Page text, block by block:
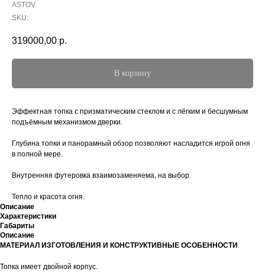
ASTOV
SKU:
319000,00 р.
В корзину
Эффектная топка с призматическим стеклом и с лёгким и бесшумным
подъёмным механизмом дверки.
Глубина топки и панорамный обзор позволяют насладится игрой огня
в полной мере.
Внутренняя футеровка взаимозаменяема, на выбор.
Тепло и красота огня.
Описание
Характеристики
Габариты
Описание
МАТЕРИАЛ ИЗГОТОВЛЕНИЯ И КОНСТРУКТИВНЫЕ ОСОБЕННОСТИ
Топка имеет двойной корпус.